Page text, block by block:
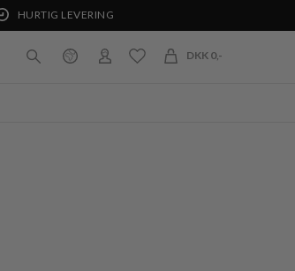
HURTIG LEVERING
DKK 0,-